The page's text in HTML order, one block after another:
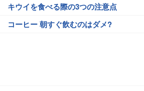
キウイを食べる際の3つの注意点
コーヒー 朝すぐ飲むのはダメ?